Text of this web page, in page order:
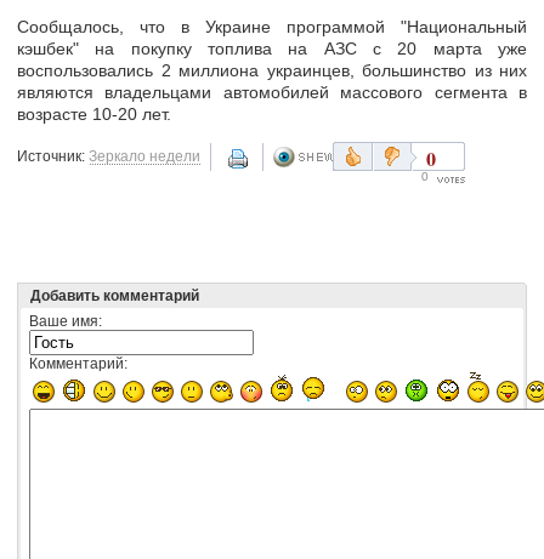
Сообщалось, что в Украине программой "Национальный
кэшбек" на покупку топлива на АЗС с 20 марта уже
воспользовались 2 миллиона украинцев, большинство из них
являются владельцами автомобилей массового сегмента в
возрасте 10-20 лет.
Источник: Зеркало недели 0
0
Добавить комментарий
Ваше имя:
Комментарий: